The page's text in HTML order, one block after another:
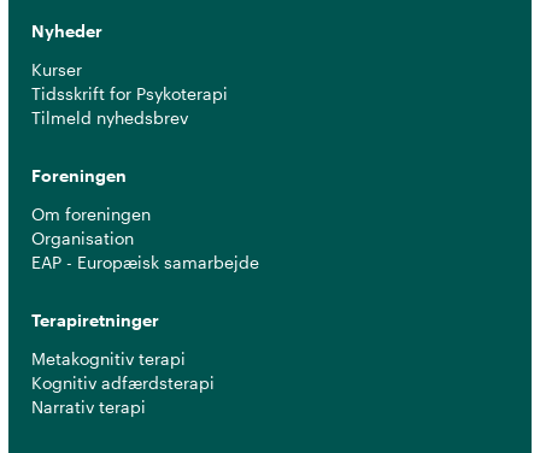
Nyheder
Kurser
Tidsskrift for Psykoterapi
Tilmeld nyhedsbrev
Foreningen
Om foreningen
Organisation
EAP - Europæisk samarbejde
Terapiretninger
Metakognitiv terapi
Kognitiv adfærdsterapi
Narrativ terapi